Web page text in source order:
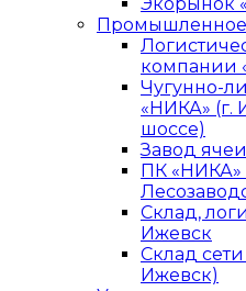
компании
Чугунно-
«НИКА» (г.
шоссе)
Завод
ПК «НИКА»
Склад,
Ижевск
Склад
Ижевск)